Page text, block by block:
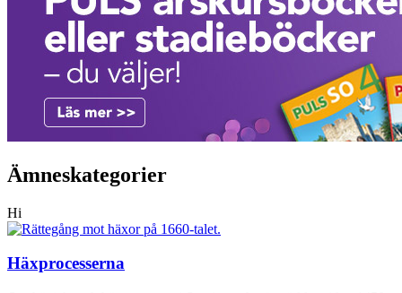
Ämneskategorier
Hi
Häxprocesserna